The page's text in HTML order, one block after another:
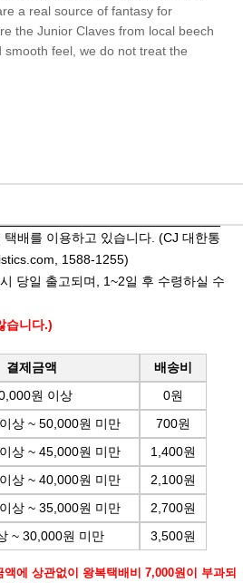
a real source of fantasy for
the Junior Claves from local beech
feel, we do not treat the
배를 이용하고 있습니다. (CJ 대한통
, 1588-1255)
당일 출고되며, 1~2일 후 수령하실 수
습니다.)
결제금액
배송비
원 이상
0원
상 ~ 50,000원 미만
700원
상 ~ 45,000원 미만
1,400원
상 ~ 40,000원 미만
2,100원
상 ~ 35,000원 미만
2,700원
~ 30,000원 미만 3,500원
에 상관없이 왕복택배비 7,000원이 부과되